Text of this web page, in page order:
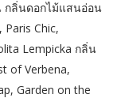
กลิ่นดอกไม้แสนอ่อน
Chic,
Lempicka กลิ่น
of Verbena,
Garden on the